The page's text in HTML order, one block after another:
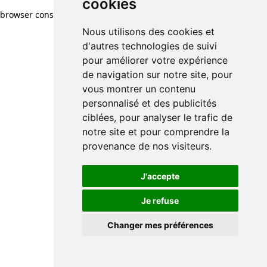
cookies
Nous utilisons des cookies et
d'autres technologies de suivi
pour améliorer votre expérience
de navigation sur notre site, pour
vous montrer un contenu
personnalisé et des publicités
ciblées, pour analyser le trafic de
notre site et pour comprendre la
provenance de nos visiteurs.
J'accepte
Je refuse
Changer mes préférences
browser console for more information)